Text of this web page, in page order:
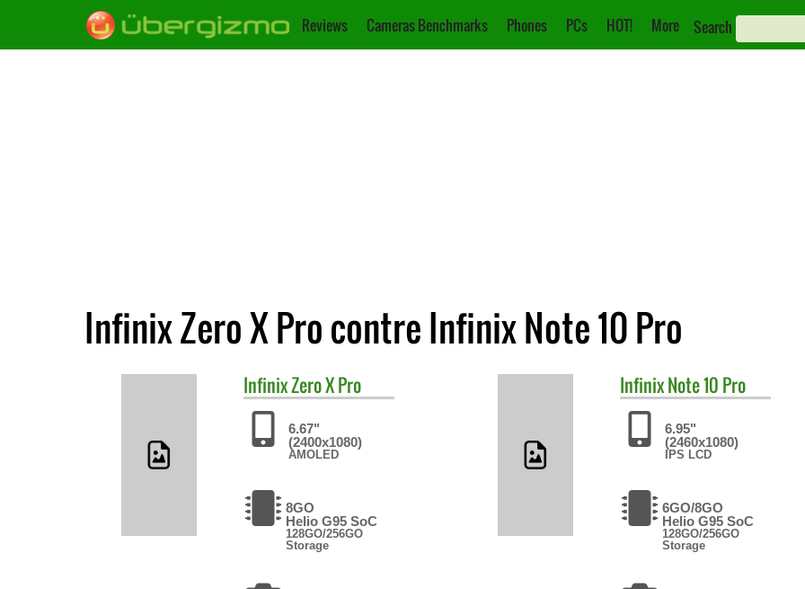
Reviews Cameras Benchmarks Phones PCs HOT! More Search
Infinix Zero X Pro contre Infinix Note 10 Pro
InfinixZero X Pro
6.67"
(2400x1080)
AMOLED
8GO
Helio G95 SoC
128GO/256GO
Storage
InfinixNote 10 Pro
6.95"
(2460x1080)
IPS LCD
6GO/8GO
Helio G95 SoC
128GO/256GO
Storage